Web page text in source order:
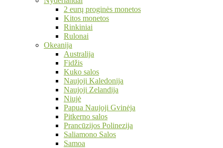
2 eurų proginės monetos
Kitos monetos
Rinkiniai
Rulonai
Okeanija
Australija
Fidžis
Kuko salos
Naujoji Kaledonija
Naujoji Zelandija
Niujė
Papua Naujoji Gvinėja
Pitkerno salos
Prancūzijos Polinezija
Saliamono Salos
Samoa